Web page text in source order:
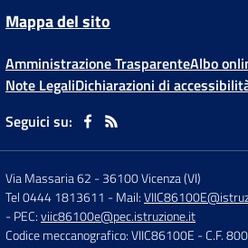
Mappa del sito
Amministrazione TrasparenteAlbo
Note LegaliDichiarazioni di
Seguici su:
Via Massaria 62 -36100 Vicenza (VI)
Tel 0444 1813611 - Mail:
- PEC:viic86100e@pec.istruzione.it
Codice meccanografico: VIIC86100E - C.F.